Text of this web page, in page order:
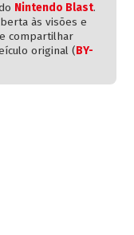
Nintendo Blast.
às visões e
compartilhar
original (BY-